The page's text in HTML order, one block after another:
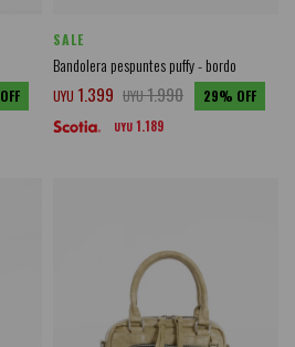
SALE
Bandolera pespuntes puffy - bordo
UYU 1.399 UYU1.990 29
UYU 1.189